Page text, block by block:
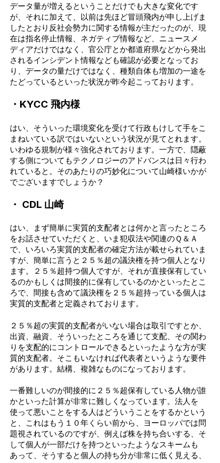
データ量が増えるということだけでも大きな変化です
が、それに加えて、以前は先ほど冒頭飛内が申し上げま
したとおり反社会勢力に関する情報が主だったのが、現
在は指名停止情報、ネガティブ情報など、ニュースメ
ディアだけではなく、官公庁とか都道府県などから発出
されるインシデント情報なども確認が必要となってお
り、データの量だけではなく、種類自体も増加の一途を
たどっているといった状況が昨今起こっております。
・KYCC 飛内様
はい、そういった環境変化を受けて行政もけして手をこ
まねいている訳ではいないという状況が見てとれます。
いわゆる規制が様々強化されております。一方で、隠蔽
する側についてもテクノロジーのアドバンスは日々行わ
れていると。そのあたりの巧妙化について山崎様いかが
でございますでしょうか？
・ CDL 山崎
はい、まず簡単に実質的支配者とは何かと言ったところ
をお話させていただくと、いま犯収法や関連のＱ＆Ａ
で、いろいろ実質的支配者の確定方法が載せられていま
すが、簡単に言うと２５％超の議決権を持つ個人となり
ます。２５％超持つ個人ですが、それが直接保有してい
るのかもしくは間接的に保有しているのかといったとこ
ろで、間接も含めて議決権を２５％超持っている個人は
実質的支配者と定義されております。
２５％超の実質的支配者がいない場合は取引ですとか、
出資、融資、そういったところを通じて支配、その関わ
りを支配的にコントロールできるといったような方が実
質的支配者。そこもいなければ代表者というような要件
があります。結構、複雑なものになっております。
一番難しいのが間接的に２５％超保有している人物が誰
かといった計算が非常に難しくなっています。法人を
使って悪いことをする人はどういうことをするかという
と、これはもう１０年くらい前から、ヨーロッパでは問
題視されているのですが、例えば株を持ち合いする、そ
して個人が一部だけを持つといったようなスキームも
あって、そうすると個人の持ち分が非常に低く見える、